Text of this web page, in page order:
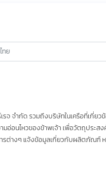
จ จำกัด รวมถึงบริษัทในเครือที่เกี่ย
อนไหวของข้าพเจ้า เพื่อวัตถุประส
รต่างๆ แจ้งข้อมูลเกี่ยวกับผลิตภัณ
บุคคลและสิทธิของเจ้าของข้อมูลส่วน